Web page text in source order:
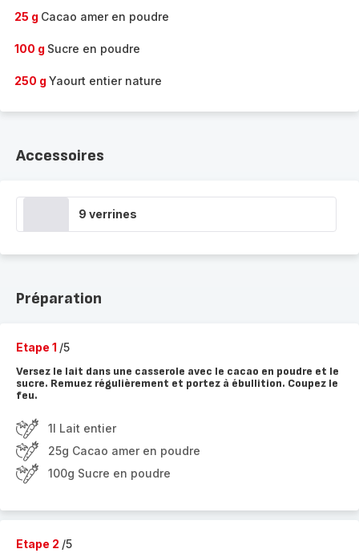
25 g Cacao amer en poudre
100 g Sucre en poudre
250 g Yaourt entier nature
Accessoires
9 verrines
Préparation
Etape 1 /5
Versez le lait dans une casserole avec le cacao en poudre et le
sucre. Remuez régulièrement et portez à ébullition. Coupez le
feu.
1l Lait entier
25g Cacao amer en poudre
100g Sucre en poudre
Etape 2 /5